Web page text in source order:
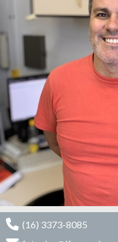
(16) 3373-8085